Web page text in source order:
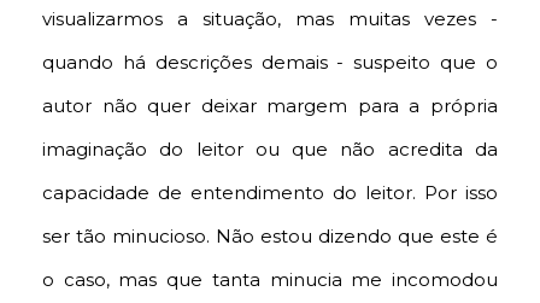
visualizarmos a situação, mas muitas vezes -
quando há descrições demais - suspeito que o
autor não quer deixar margem para a própria
imaginação do leitor ou que não acredita da
capacidade de entendimento do leitor. Por isso
ser tão minucioso. Não estou dizendo que este é
o caso, mas que tanta minucia me incomodou